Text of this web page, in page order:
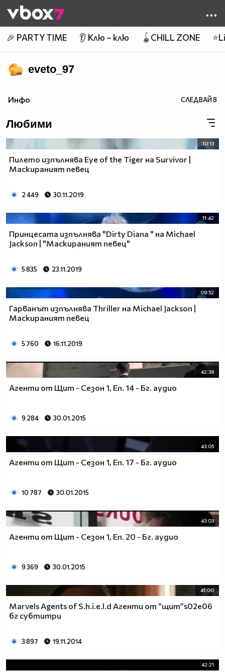
👾
🎉 PARTY TIME 👂 Клю – клю 🪀CHILL ZONE
eveto_97
Инфо СЛЕДВАЙ8
Любими
10:13
Пилето изпълнява Eye of the Tiger на Survivor |
Маскираният певец
2 449 30.11.2019
11:42
Принцесата изпълнява "Dirty Diana " на Michael
Jackson | "Маскираният певец"
5 835 23.11.2019
09:52
Гарванът изпълнява Thriller на Michael Jackson |
Маскираният певец
5 760 16.11.2019
42:39
Агенти от Щит - Сезон 1, Еп. 14 - Бг. аудио
9 284 30.01.2015
43:05
Агенти от Щит - Сезон 1, Еп. 17 - Бг. аудио
10 787 30.01.2015
43:03
Агенти от Щит - Сезон 1, Еп. 20 - Бг. аудио
9 369 30.01.2015
41:00
Marvels Agents of S.h.i.e.l.d Агенти от “щит”s02e06
бг субтитри
3 897 19.11.2014
42:21